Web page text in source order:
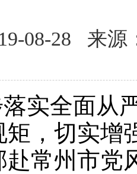
08-28 来
实全面从
矩，切实增
赴常州市党